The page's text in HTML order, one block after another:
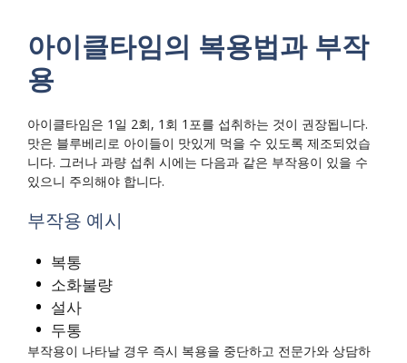
아이클타임의 복용법과 부작
용
아이클타임은 1일 2회, 1회 1포를 섭취하는 것이 권장됩니다.
맛은 블루베리로 아이들이 맛있게 먹을 수 있도록 제조되었습
니다. 그러나 과량 섭취 시에는 다음과 같은 부작용이 있을 수
있으니 주의해야 합니다.
부작용 예시
복통
소화불량
설사
두통
부작용이 나타날 경우 즉시 복용을 중단하고 전문가와 상담하